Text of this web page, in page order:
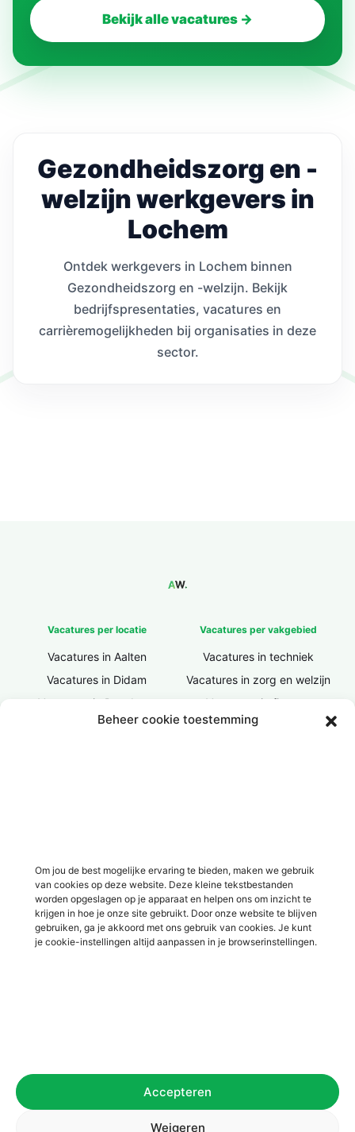
Beheer cookie toestemming
Om jou de best mogelijke ervaring te bieden, maken we gebruik
van cookies op deze website. Deze kleine tekstbestanden
worden opgeslagen op je apparaat en helpen ons om inzicht te
krijgen in hoe je onze site gebruikt. Door onze website te blijven
gebruiken, ga je akkoord met ons gebruik van cookies. Je kunt
je cookie-instellingen altijd aanpassen in je browserinstellingen.
Accepteren
Weigeren
Bekijk alle vacatures →
Gezondheidszorg en -
welzijn werkgevers in
Lochem
Ontdek werkgevers in Lochem binnen
Gezondheidszorg en -welzijn. Bekijk
bedrijfspresentaties, vacatures en
carrièremogelijkheden bij organisaties in deze
sector.
Vacatures per locatie
Vacatures in Aalten
Vacatures in Didam
Vacatures in Doesburg
Vacatures in Doetinchem
Vacatures in Varsseveld
Vacatures in Winterswijk
Vacatures in Zelhem
Vacatures in Zutphen
Vacatures per vakgebied
Vacatures in techniek
Vacatures in zorg en welzijn
Vacatures in finance
Vacatures in ICT / IT
Privacybeleid Algemene voorwaarden